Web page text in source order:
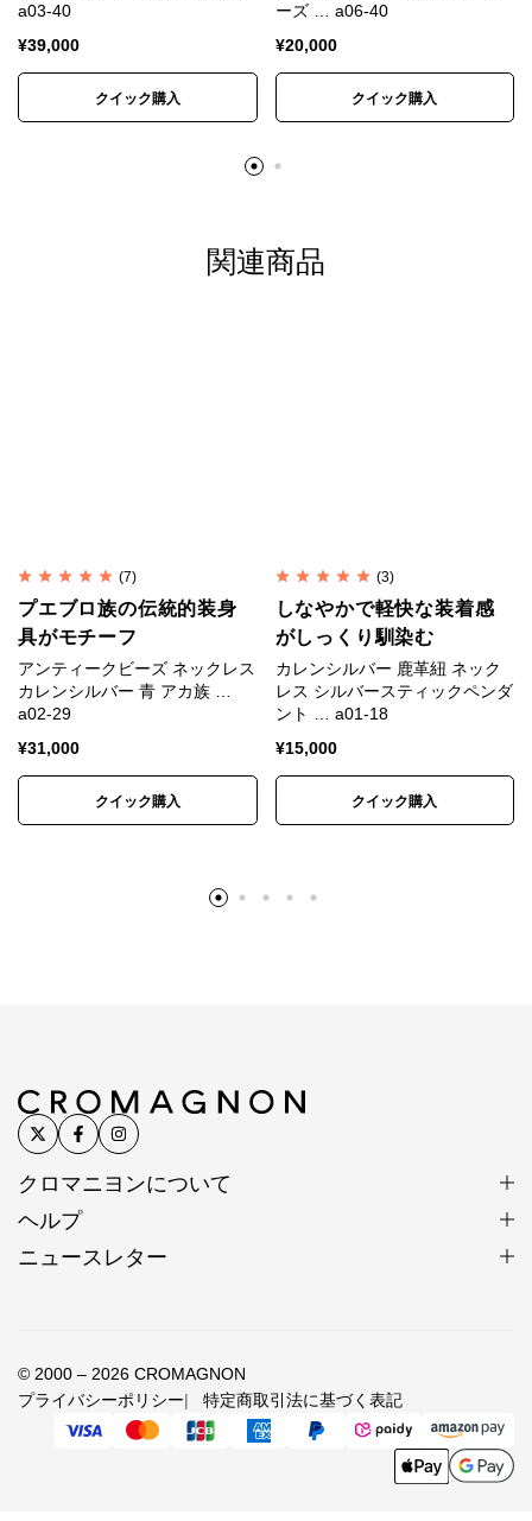
カレンシルバー
はタイの山岳民族カレン族の手仕事に
よって、伝統的手法で丹念に作られます。
マットな質感が特徴で、
の一つ一つが異なる表情
これらの味わいがカレンシルバーの持ち味であり、他
カレンシルバーの銀純度
シルバーはやわらかい金属です。
純銀では傷がつきやすく装飾品に向かないため、耐久
性や強度を補う目的で銅などの金属を混ぜ合わせま
す。
一般的な装飾品は銀92.5%＋銅7.5%の合金が用いられ
SV925と呼ばれます。
※カレンシルバー、天然石、アンティークビーズは素
材の特性上、刻印や形、色合い、風合い、小さなキズ
解ください。
※入荷時期によって色味、形状、表情に若干の違いが
生じる場合があります。
きく見えたり、色味が異なって見える場合がありま
す。
※昨今の銀価格高騰と相場の大きな変動を受け、仕入
れ時点の銀相場をもとに価格を設定しています。
a03-40
¥39,000
クイック購入
ーズ … a06-40
¥20,000
クイック購入
関連商品
(7)
プエブロ族の伝統的装身
具がモチーフ
アンティークビーズ ネックレス
カレンシルバー 青 アカ族 …
a02-29
¥31,000
クイック購入
(3)
しなやかで軽快な装着感
がしっくり馴染む
カレンシルバー 鹿革紐 ネック
レス シルバースティックペンダ
ント … a01-18
¥15,000
クイック購入
クロマニヨンについて
ヘルプ
ニュースレター
© 2000 – 2026 CROMAGNON
プライバシーポリシー
特定商取引法に基づく表記